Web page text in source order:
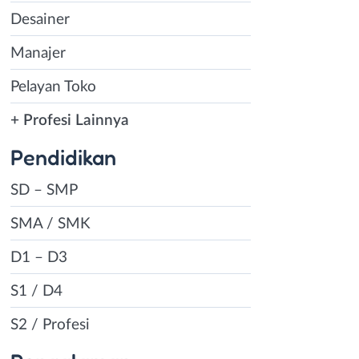
Desainer
Manajer
Pelayan Toko
+ Profesi Lainnya
Pendidikan
SD – SMP
SMA / SMK
D1 – D3
S1 / D4
S2 / Profesi